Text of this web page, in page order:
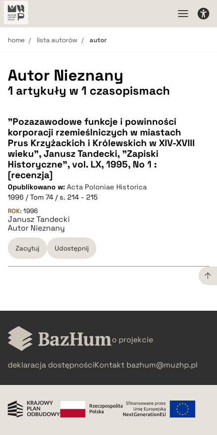
home lista autorów autor
Autor Nieznany
1 artykuły w 1 czasopismach
"Pozazawodowe funkcje i powinności
korporacji rzemieślniczych w miastach
Prus Krzyżackich i Królewskich w XIV-XVIII
wieku", Janusz Tandecki, "Zapiski
Historyczne", vol. LX, 1995, No 1 :
[recenzja]
Opublikowano w: Acta Poloniae Historica
1996 / Tom 74 / s. 214 - 215
ROK: 1996
Janusz Tandecki
Autor Nieznany
Zacytuj Udostępnij
o projekcie
deklaracja dostępnościKontakt bazhum@muzhp.pl